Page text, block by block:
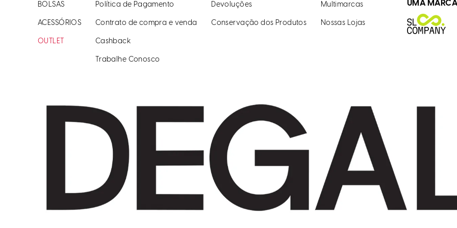
BOLSAS
ACESSÓRIOS
OUTLET
Política de Pagamento
Contrato de compra e venda
Cashback
Trabalhe Conosco
Devoluções
Conservação dos Produtos
Multimarcas
Nossas Lojas
UMA